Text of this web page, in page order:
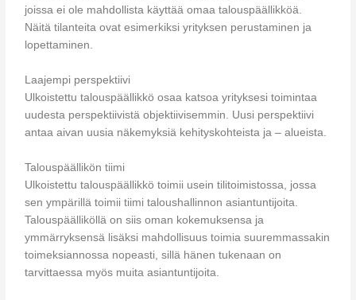
joissa ei ole mahdollista käyttää omaa talouspäällikköä.
Näitä tilanteita ovat esimerkiksi yrityksen perustaminen ja
lopettaminen.
Laajempi perspektiivi
Ulkoistettu talouspäällikkö osaa katsoa yrityksesi toimintaa
uudesta perspektiivistä objektiivisemmin. Uusi perspektiivi
antaa aivan uusia näkemyksiä kehityskohteista ja – alueista.
Talouspäällikön tiimi
Ulkoistettu talouspäällikkö toimii usein tilitoimistossa, jossa
sen ympärillä toimii tiimi taloushallinnon asiantuntijoita.
Talouspäälliköllä on siis oman kokemuksensa ja
ymmärryksensä lisäksi mahdollisuus toimia suuremmassakin
toimeksiannossa nopeasti, sillä hänen tukenaan on
tarvittaessa myös muita asiantuntijoita.